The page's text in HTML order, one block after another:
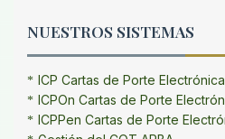
NUESTROS SISTEMAS
ICP Cartas de Porte
ICPOn Cartas de Porte
ICPPen Cartas de Porte